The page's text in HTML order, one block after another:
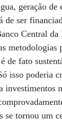
geração de
de ser
Central
metodologias
de fato
isso poderia
investimentos
se tornou um